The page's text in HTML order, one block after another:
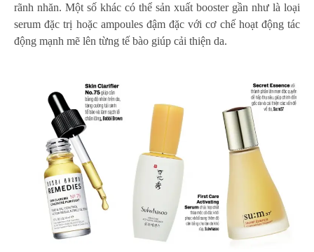
rãnh nhăn. Một số khác có thể sản xuất booster gần như là loại
serum đặc trị hoặc ampoules đậm đặc với cơ chế hoạt động tác
động mạnh mẽ lên từng tế bào giúp cải thiện da.